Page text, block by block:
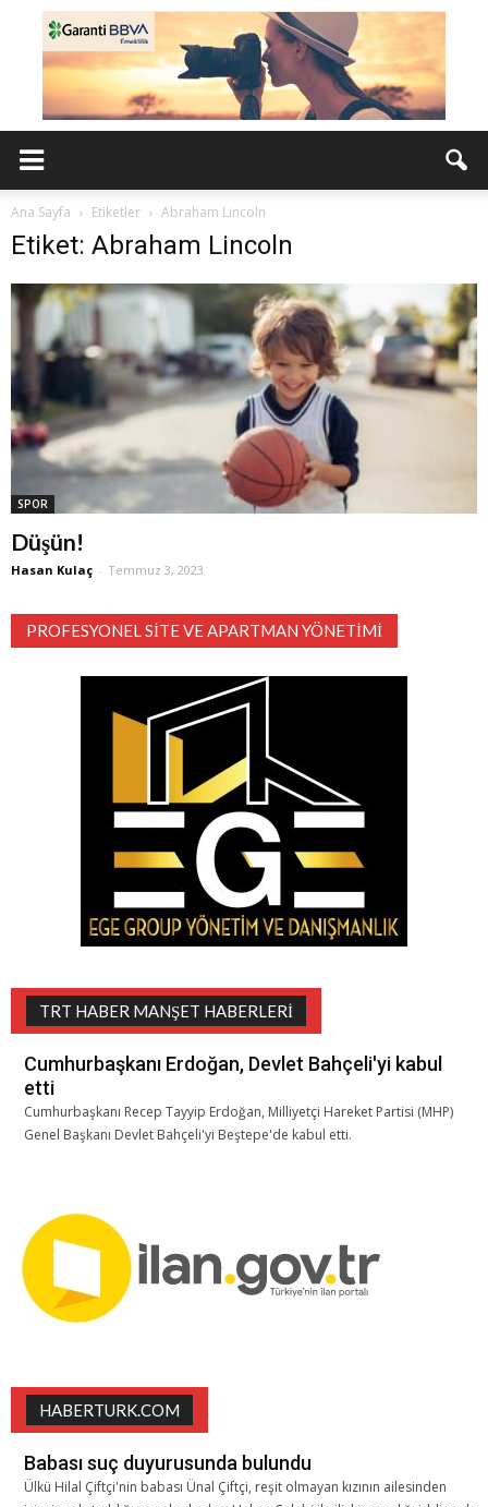
Ana Sayfa Etiketler Abraham Lincoln
Etiket: Abraham Lincoln
SPOR
Düşün!
Hasan Kulaç - Temmuz 3, 2023
PROFESYONEL SITE VE APARTMAN YÖNETIMI
TRT HABER MANŞET HABERLERI
Cumhurbaşkanı Erdoğan, Devlet Bahçeli'yi kabul
etti
Cumhurbaşkanı Recep Tayyip Erdoğan, Milliyetçi Hareket Partisi (MHP)
Genel Başkanı Devlet Bahçeli'yi Beştepe'de kabul etti.
HABERTURK.COM
Babası suç duyurusunda bulundu
Ülkü Hilal Çiftçi'nin babası Ünal Çiftçi, reşit olmayan kızının ailesinden